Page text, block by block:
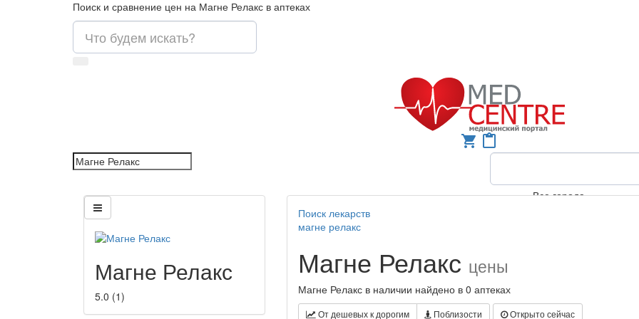
Поиск и сравнение цен на Магне Релакс в аптеках
shopping_cart content_paste
Все города
Магне Релакс
5.0 (1)
Поиск лекарств
магне релакс
Магне Релакс цены
Магне Релакс в наличии найдено в 0 аптеках
От дешевых к дорогим Поблизости Открыто сейчас